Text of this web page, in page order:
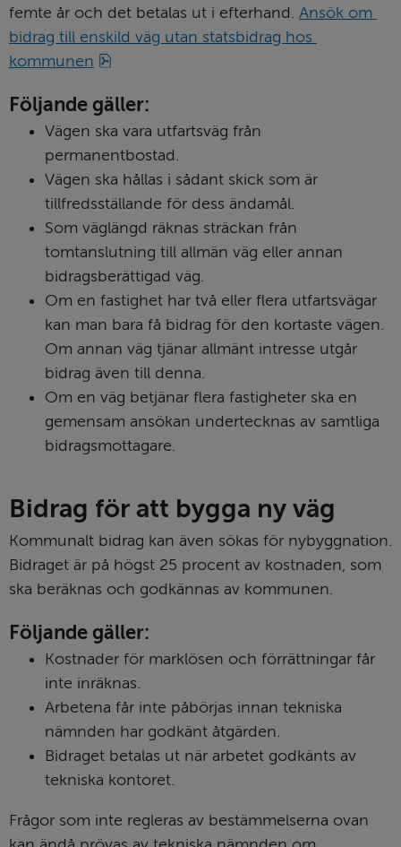
femte år och det betalas ut i efterhand. Ansök om
bidrag till enskild väg utan statsbidrag hos
kommunen
Följande gäller:
Vägen ska vara utfartsväg från
permanentbostad.
Vägen ska hållas i sådant skick som är
tillfredsställande för dess ändamål.
Som väglängd räknas sträckan från
tomtanslutning till allmän väg eller annan
bidragsberättigad väg.
Om en fastighet har två eller flera utfartsvägar
kan man bara få bidrag för den kortaste vägen.
Om annan väg tjänar allmänt intresse utgår
bidrag även till denna.
Om en väg betjänar flera fastigheter ska en
gemensam ansökan undertecknas av samtliga
bidragsmottagare.
Bidrag för att bygga ny väg
Kommunalt bidrag kan även sökas för nybyggnation.
Bidraget är på högst 25 procent av kostnaden, som
ska beräknas och godkännas av kommunen.
Följande gäller:
Kostnader för marklösen och förrättningar får
inte inräknas.
Arbetena får inte påbörjas innan tekniska
nämnden har godkänt åtgärden.
Bidraget betalas ut när arbetet godkänts av
tekniska kontoret.
Frågor som inte regleras av bestämmelserna ovan